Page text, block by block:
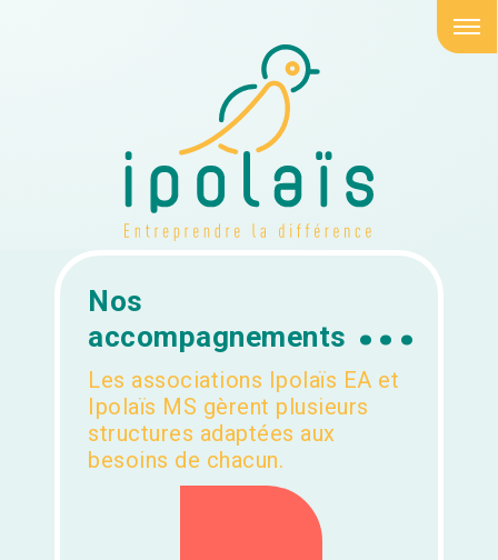
Nos
accompagnements
Les associations Ipolaïs EA et
Ipolaïs MS gèrent plusieurs
structures adaptées aux
besoins de chacun.